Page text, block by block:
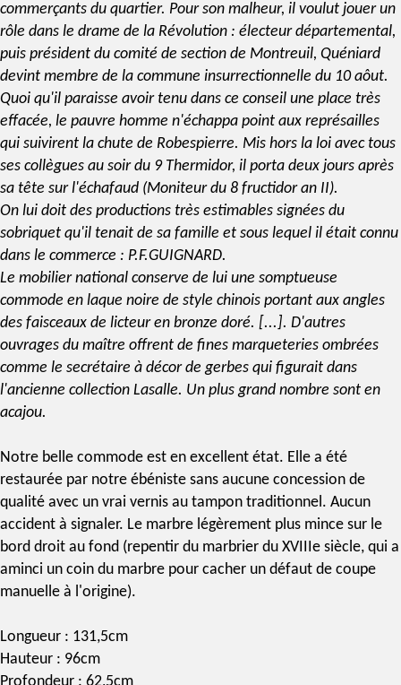
commerçants du quartier. Pour son malheur, il voulut jouer un
rôle dans le drame de la Révolution : électeur départemental,
puis président du comité de section de Montreuil, Quéniard
devint membre de la commune insurrectionnelle du 10 aôut.
Quoi qu'il paraisse avoir tenu dans ce conseil une place très
effacée, le pauvre homme n'échappa point aux représailles
qui suivirent la chute de Robespierre. Mis hors la loi avec tous
ses collègues au soir du 9 Thermidor, il porta deux jours après
sa tête sur l'échafaud (Moniteur du 8 fructidor an II).
On lui doit des productions très estimables signées du
sobriquet qu'il tenait de sa famille et sous lequel il était connu
dans le commerce : P.F.GUIGNARD.
Le mobilier national conserve de lui une somptueuse
commode en laque noire de style chinois portant aux angles
des faisceaux de licteur en bronze doré. [...]. D'autres
ouvrages du maître offrent de fines marqueteries ombrées
comme le secrétaire à décor de gerbes qui figurait dans
l'ancienne collection Lasalle. Un plus grand nombre sont en
acajou.
Notre belle commode est en excellent état. Elle a été
restaurée par notre ébéniste sans aucune concession de
qualité avec un vrai vernis au tampon traditionnel. Aucun
accident à signaler. Le marbre légèrement plus mince sur le
bord droit au fond (repentir du marbrier du XVIIIe siècle, qui a
aminci un coin du marbre pour cacher un défaut de coupe
manuelle à l'origine).
Longueur : 131,5cm
Hauteur : 96cm